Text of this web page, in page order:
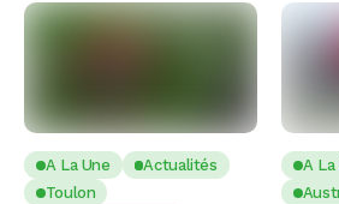
A La Une
Actualités
Toulon
A La